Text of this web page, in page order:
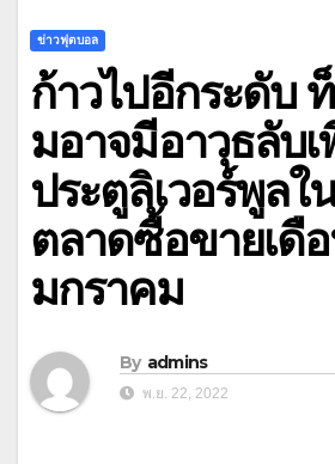
ข่าวฟุตบอล
ก้าวไปอีกระดับ
มอาจมีอาวุธลับเ
ประตูลิเวอร์พูลใ
ตลาดซื้อขายเดื
มกราคม
By admins
พ.ย. 22, 2022